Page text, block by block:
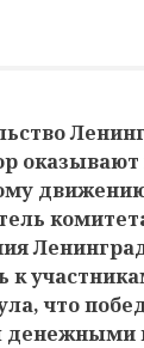
к
что
денежными